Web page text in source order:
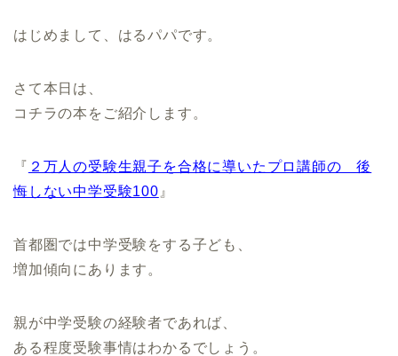
はじめまして、はるパパです。
さて本日は、
コチラの本をご紹介します。
『 ２万人の受験生親子を合格に導いたプロ講師の 後
悔しない中学受験100 』
首都圏では中学受験をする子ども、
増加傾向にあります。
親が中学受験の経験者であれば、
ある程度受験事情はわかるでしょう。